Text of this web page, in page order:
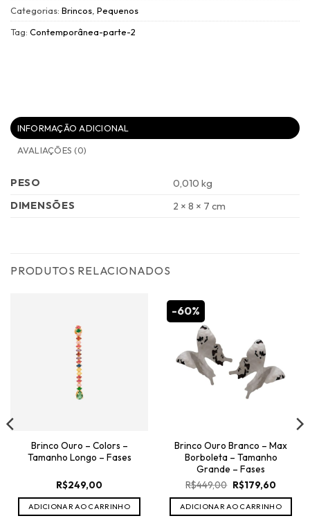
Categorias: Brincos Pequenos
Tag: Contemporânea-parte-2
INFORMAÇÃO ADICIONAL
AVALIAÇÕES (0)
PESO
0,010 kg
DIMENSÕES
2 × 8 × 7 cm
PRODUTOS RELACIONADOS
Brinco Ouro – Colors –
Tamanho Longo – Fases
R$249,00
ADICIONAR AO CARRINHO
-60%
Brinco Ouro Branco – Max
Borboleta – Tamanho
Grande – Fases
R$449,00 O
preço
original
era:
R$179,60O
atual
é:
ADICIONAR AO CARRINHO